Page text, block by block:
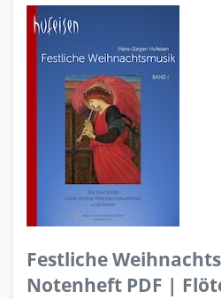
Festliche
Notenheft PDF |